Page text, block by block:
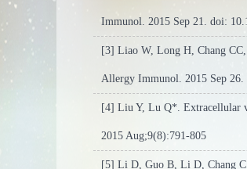
Immunol. 2015 Sep 21. doi:
[3] Liao W, Long H, Chang
Allergy Immunol. 2015 Sep 26.
[4] Liu Y, Lu Q*. Extracellular
2015 Aug;9(8):791-805
[5] Li D, Guo B, Li D, Chang